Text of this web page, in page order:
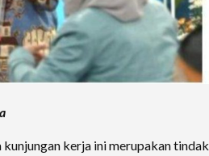
kerja ini merupakan tindak